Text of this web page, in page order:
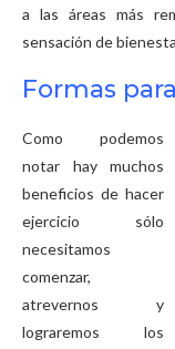
a las áreas más
sensación de
Formas
Como podemos
notar hay muchos
beneficios de hacer
ejercicio sólo
necesitamos
comenzar,
atrevernos y
lograremos los